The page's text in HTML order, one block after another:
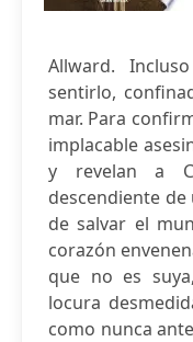
Allward.
sentirlo,
mar. Para
implacable
y revelan a
descendiente
de salvar el
corazón
que no es
locura
como nunca